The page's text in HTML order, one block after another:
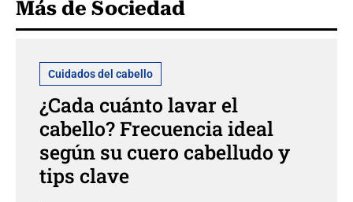
Más de Sociedad
Cuidados del cabello
¿Cada cuánto lavar el
cabello? Frecuencia ideal
según su cuero cabelludo y
tips clave